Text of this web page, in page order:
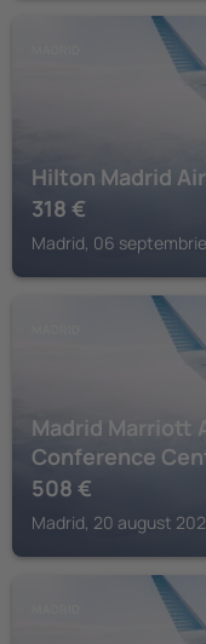
Hilton Madrid
318 €
Madrid, 06
Madrid Marriott
Conference
508 €
Madrid, 20 august